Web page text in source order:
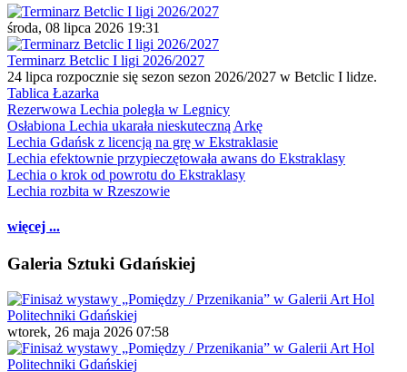
środa, 08 lipca 2026 19:31
Terminarz Betclic I ligi 2026/2027
24 lipca rozpocznie się sezon sezon 2026/2027 w Betclic I lidze.
Tablica Łazarka
Rezerwowa Lechia poległa w Legnicy
Osłabiona Lechia ukarała nieskuteczną Arkę
Lechia Gdańsk z licencją na grę w Ekstraklasie
Lechia efektownie przypieczętowała awans do Ekstraklasy
Lechia o krok od powrotu do Ekstraklasy
Lechia rozbita w Rzeszowie
więcej ...
Galeria Sztuki Gdańskiej
wtorek, 26 maja 2026 07:58